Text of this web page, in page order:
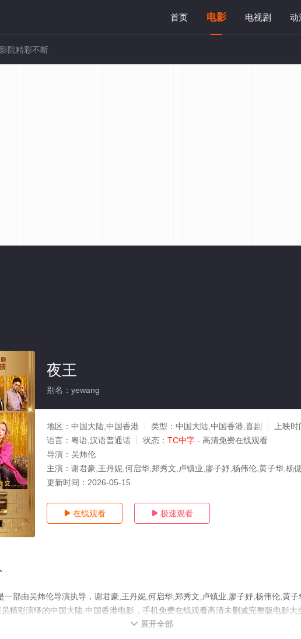
首页 电影 电视剧 动
夜王
别名：yewang
地区： 中国大陆,中国香港 类型： 中国大陆,中国香港,喜剧 上映时
语言： 粤语,汉语普通话 状态： TC中字 - 高清免费在线观看
导演： 吴炜伦
主演： 谢君豪,王丹妮,何启华,郑秀文,卢镇业,廖子妤,杨伟伦,黄子华,杨偲
更新时间： 2026-05-15
 在线观看  极速观看
一部由吴炜伦导演执导，谢君豪,王丹妮,何启华,郑秀文,卢镇业,廖子妤,杨伟伦,黄子
精彩演绎的中国大陆,中国香港电影，手机免费在线观看高清未删减完整版电影大
 展开全部